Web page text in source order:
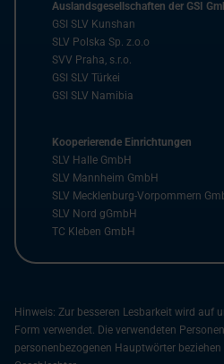
Auslandsgesellschaften der GSI
GSI SLV Kunshan
SLV Polska Sp. z.o.o
SVV Praha, s.r.o.
GSI SLV Türkei
GSI SLV Namibia
Kooperierende Einrichtungen
SLV Halle GmbH
SLV Mannheim GmbH
SLV Mecklenburg-Vorpommern
SLV Nord gGmbH
TC Kleben GmbH
Hinweis: Zur besseren Lesbarkeit wird auf
Form verwendet. Die verwendeten
personenbezogenen Hauptwörter